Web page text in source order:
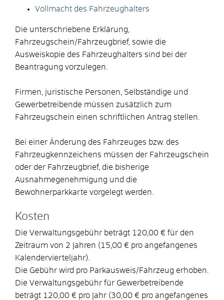
Vollmacht des Fahrzeughalters
Die unterschriebene Erklärung,
Fahrzeugschein/Fahrzeugbrief, sowie die
Ausweiskopie des Fahrzeughalters sind bei der
Beantragung vorzulegen.
Firmen, juristische Personen, Selbständige und
Gewerbetreibende müssen zusätzlich zum
Fahrzeugschein einen schriftlichen Antrag stellen.
Bei einer Änderung des Fahrzeuges bzw. des
Fahrzeugkennzeichens müssen der Fahrzeugschein
oder der Fahrzeugbrief, die bisherige
Ausnahmegenehmigung und die
Bewohnerparkkarte vorgelegt werden.
Kosten
Die Verwaltungsgebühr beträgt 120,00 € für den
Zeitraum von 2 Jahren (15,00 € pro angefangenes
Kalendervierteljahr).
Die Gebühr wird pro Parkausweis/Fahrzeug erhoben.
Die Verwaltungsgebühr für Gewerbetreibende
beträgt 120,00 € pro Jahr (30,00 € pro angefangenes